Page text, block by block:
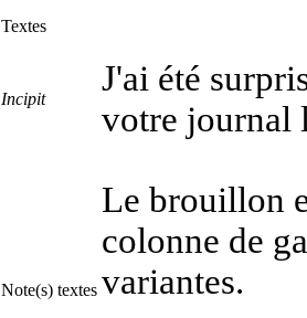
Textes
Incipit
J'ai été
votre journal
Note(s) textes
Le brouillon
colonne de
variantes.